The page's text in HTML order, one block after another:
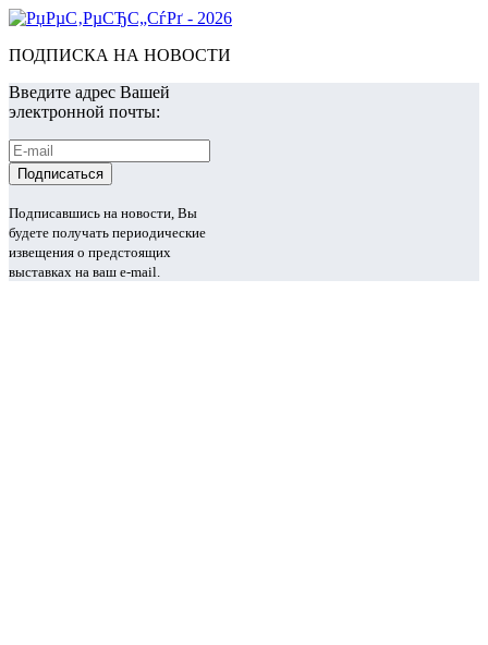
ПОДПИСКА НА НОВОСТИ
Введите адрес Вашей
электронной почты:
Подписавшись на новости, Вы
будете получать периодические
извещения о предстоящих
выставках на ваш e-mail.